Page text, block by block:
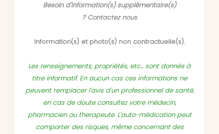
Besoin d'information(s) supplémentaire(s)
?Contactez nous
Information(s) et photo(s) non contractuelle(s).
Les renseignements, propriétés, etc... sont donnés à
titre informatif. En aucun cas ces informations ne
peuvent remplacer l'avis d'un professionnel de santé,
en cas de doute consultez votre médecin,
pharmacien ou therapeute. L'auto-médication peut
comporter des risques, même concernant des